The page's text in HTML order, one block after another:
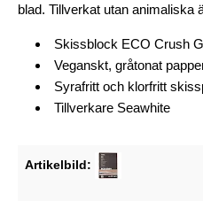
blad. Tillverkat utan animaliska
Skissblock ECO Crush
Veganskt, gråtonat
Syrafritt och klorfritt
Tillverkare Seawhite
Artikelbild: